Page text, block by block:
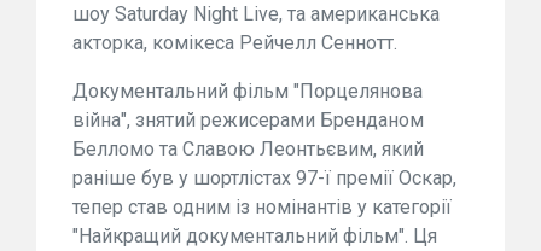
шоу Saturday Night Live, та американська
акторка, комікеса Рейчелл Сеннотт.
Документальний фільм "Порцелянова
війна", знятий режисерами Бренданом
Белломо та Славою Леонтьєвим, який
раніше був у шортлістах 97-ї премії Оскар,
тепер став одним із номінантів у категорії
"Найкращий документальний фільм". Ця